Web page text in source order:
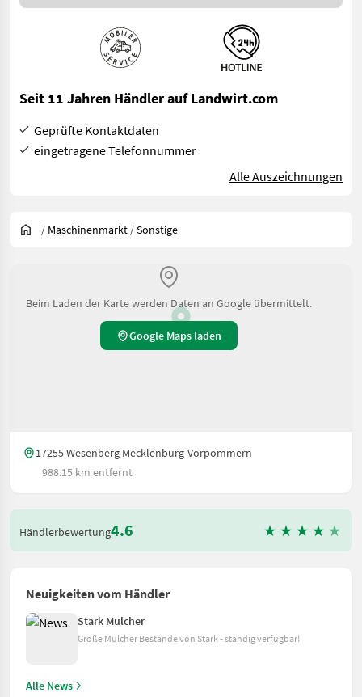
Seit 11 Jahren Händler auf Landwirt.com
Geprüfte Kontaktdaten
eingetragene Telefonnummer
Alle Auszeichnungen
/ Maschinenmarkt /Sonstige
Beim Laden der Karte werden Daten an Google übermittelt.
Google Maps laden
17255 Wesenberg Mecklenburg-Vorpommern
988.15 km entfernt
Händlerbewertung4.6
Neuigkeiten vom Händler
Stark Mulcher
Große Mulcher Bestände von Stark - ständig verfügbar!
Alle News